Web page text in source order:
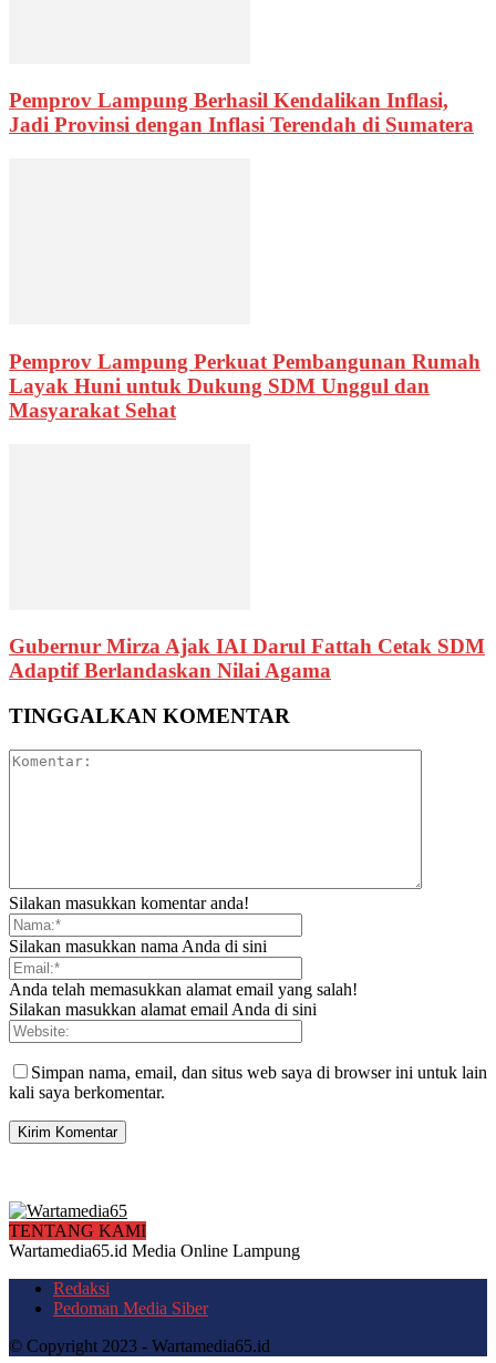
Pemprov Lampung Berhasil Kendalikan Inflasi,
Jadi Provinsi dengan Inflasi Terendah di Sumatera
Pemprov Lampung Perkuat Pembangunan Rumah
Layak Huni untuk Dukung SDM Unggul dan
Masyarakat Sehat
Gubernur Mirza Ajak IAI Darul Fattah Cetak SDM
Adaptif Berlandaskan Nilai Agama
TINGGALKAN KOMENTAR
Silakan masukkan komentar anda!
Silakan masukkan nama Anda di sini
Anda telah memasukkan alamat email yang salah!
Silakan masukkan alamat email Anda di sini
Simpan nama, email, dan situs web saya di browser ini untuk lain
kali saya berkomentar.
TENTANG KAMI
Wartamedia65.id Media Online Lampung
Redaksi
Pedoman Media Siber
© Copyright 2023 - Wartamedia65.id